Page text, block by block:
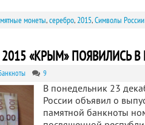
монеты,серебро,2015,Символы России
«КРЫМ» ПОЯВИЛИСЬ
9
В понедельник 23
России объявил о
памятной банкноты